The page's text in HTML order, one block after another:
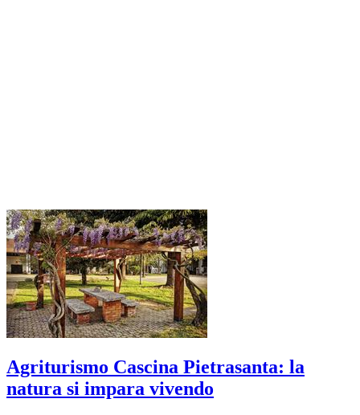
Agriturismo Cascina Pietrasanta: la
natura si impara vivendo